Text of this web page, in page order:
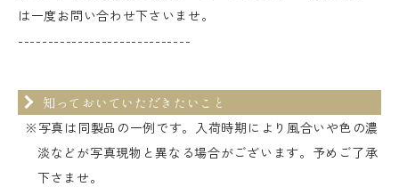
は一度お問い合わせ下さいませ。
-----------------------------
知っておいていただきたいこと
※写真は同製品の一例です。入荷時期により風合いや色の濃
淡などが写真現物と異なる場合がございます。予めご了承
下さませ。